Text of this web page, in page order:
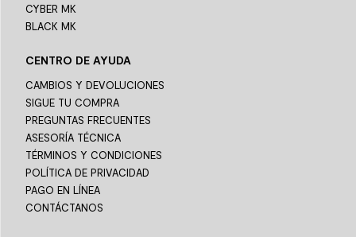
CYBER MK
BLACK MK
CENTRO DE AYUDA
CAMBIOS Y DEVOLUCIONES
SIGUE TU COMPRA
PREGUNTAS FRECUENTES
ASESORÍA TÉCNICA
TÉRMINOS Y CONDICIONES
POLÍTICA DE PRIVACIDAD
PAGO EN LÍNEA
CONTÁCTANOS